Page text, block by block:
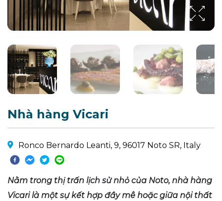
Nhà hàng Vicari
Ronco Bernardo Leanti, 9, 96017 Noto SR, Italy
Nằm trong thị trấn lịch sử nhỏ của Noto, nhà hàng
Vicari là một sự kết hợp đầy mê hoặc giữa nội thất